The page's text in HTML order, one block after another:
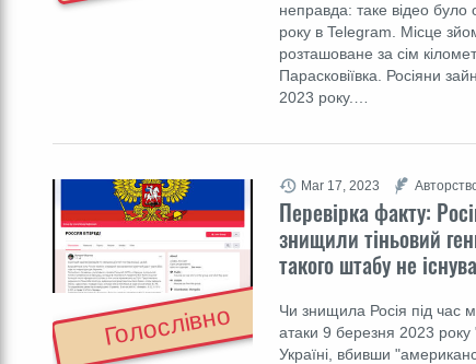
неправда: таке відео
року в Telegram. Місце
розташоване за сім
Парасковіївка. Росіяни
2023 року.…
Перевірка факту:
знищили тіньовий
такого штабу не
Чи знищила Росія під час
атаки 9 березня 2023
Україні, вбивши
Mar 17, 2023
Голослівно